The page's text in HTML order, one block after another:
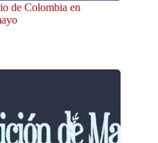
de Colombia en